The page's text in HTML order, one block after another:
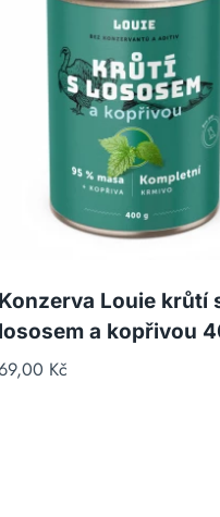
Konzerva Louie krůtí
lososem a kopřivou
Kč